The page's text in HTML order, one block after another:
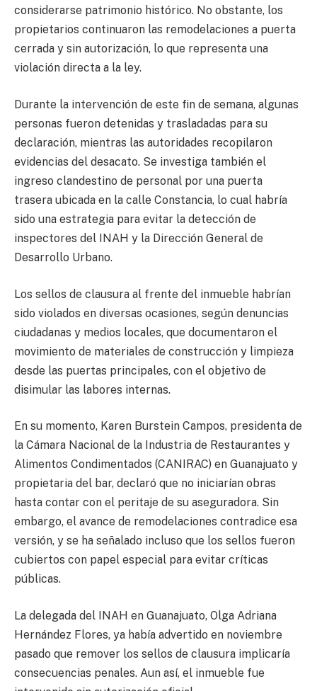
considerarse patrimonio histórico. No obstante, los
propietarios continuaron las remodelaciones a puerta
cerrada y sin autorización, lo que representa una
violación directa a la ley.
Durante la intervención de este fin de semana, algunas
personas fueron detenidas y trasladadas para su
declaración, mientras las autoridades recopilaron
evidencias del desacato. Se investiga también el
ingreso clandestino de personal por una puerta
trasera ubicada en la calle Constancia, lo cual habría
sido una estrategia para evitar la detección de
inspectores del INAH y la Dirección General de
Desarrollo Urbano.
Los sellos de clausura al frente del inmueble habrían
sido violados en diversas ocasiones, según denuncias
ciudadanas y medios locales, que documentaron el
movimiento de materiales de construcción y limpieza
desde las puertas principales, con el objetivo de
disimular las labores internas.
En su momento, Karen Burstein Campos, presidenta de
la Cámara Nacional de la Industria de Restaurantes y
Alimentos Condimentados (CANIRAC) en Guanajuato y
propietaria del bar, declaró que no iniciarían obras
hasta contar con el peritaje de su aseguradora. Sin
embargo, el avance de remodelaciones contradice esa
versión, y se ha señalado incluso que los sellos fueron
cubiertos con papel especial para evitar críticas
públicas.
La delegada del INAH en Guanajuato, Olga Adriana
Hernández Flores, ya había advertido en noviembre
pasado que remover los sellos de clausura implicaría
consecuencias penales. Aun así, el inmueble fue